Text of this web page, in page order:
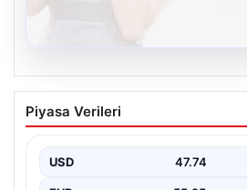
Kelebek.Org İle Sanal
Adresi Ve Sohbet
sağlaması kritik bir önem
Piyasa Verileri
USD 47.74